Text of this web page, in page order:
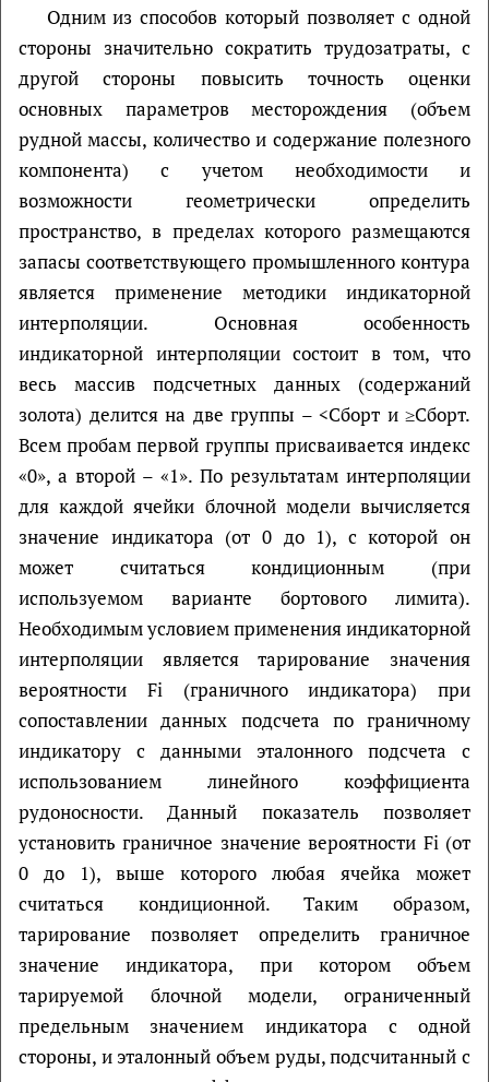
Одним из способов который позволяет с одной
стороны значительно сократить трудозатраты, с
другой стороны повысить точность оценки
основных параметров месторождения (объем
рудной массы, количество и содержание полезного
компонента) с учетом необходимости и
возможности геометрически определить
пространство, в пределах которого размещаются
запасы соответствующего промышленного контура
является применение методики индикаторной
интерполяции. Основная особенность
индикаторной интерполяции состоит в том, что
весь массив подсчетных данных (содержаний
золота) делится на две группы – <Сборт и ≥Сборт.
Всем пробам первой группы присваивается индекс
«0», а второй – «1». По результатам интерполяции
для каждой ячейки блочной модели вычисляется
значение индикатора (от 0 до 1), с которой он
может считаться кондиционным (при
используемом варианте бортового лимита).
Необходимым условием применения индикаторной
интерполяции является тарирование значения
вероятности Fi (граничного индикатора) при
сопоставлении данных подсчета по граничному
индикатору с данными эталонного подсчета с
использованием линейного коэффициента
рудоносности. Данный показатель позволяет
установить граничное значение вероятности Fi (от
0 до 1), выше которого любая ячейка может
считаться кондиционной. Таким образом,
тарирование позволяет определить граничное
значение индикатора, при котором объем
тарируемой блочной модели, ограниченный
предельным значением индикатора с одной
стороны, и эталонный объем руды, подсчитанный с